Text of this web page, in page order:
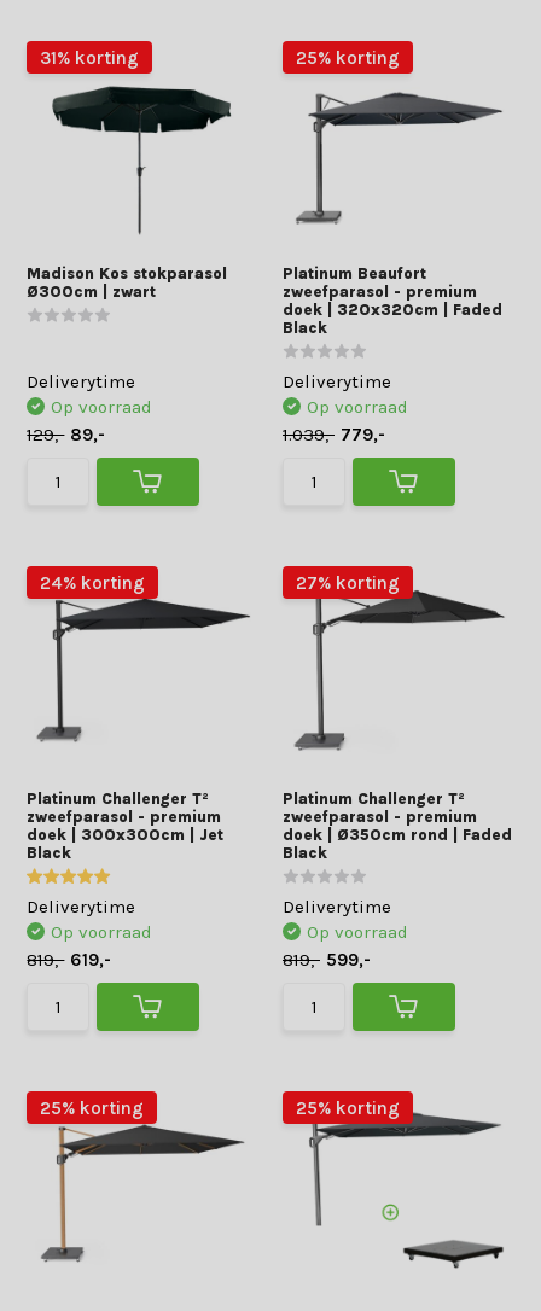
31% korting
Madison Kos stokparasol
Ø300cm | zwart
Deliverytime
Op voorraad
129,- 89,-
25% korting
Platinum Beaufort
zweefparasol - premium
doek | 320x320cm | Faded
Black
Deliverytime
Op voorraad
1.039,- 779,-
24% korting
Platinum Challenger T²
zweefparasol - premium
doek | 300x300cm | Jet
Black
Deliverytime
Op voorraad
819,- 619,-
27% korting
Platinum Challenger T²
zweefparasol - premium
doek | Ø350cm rond | Faded
Black
Deliverytime
Op voorraad
819,- 599,-
25% korting 25% korting